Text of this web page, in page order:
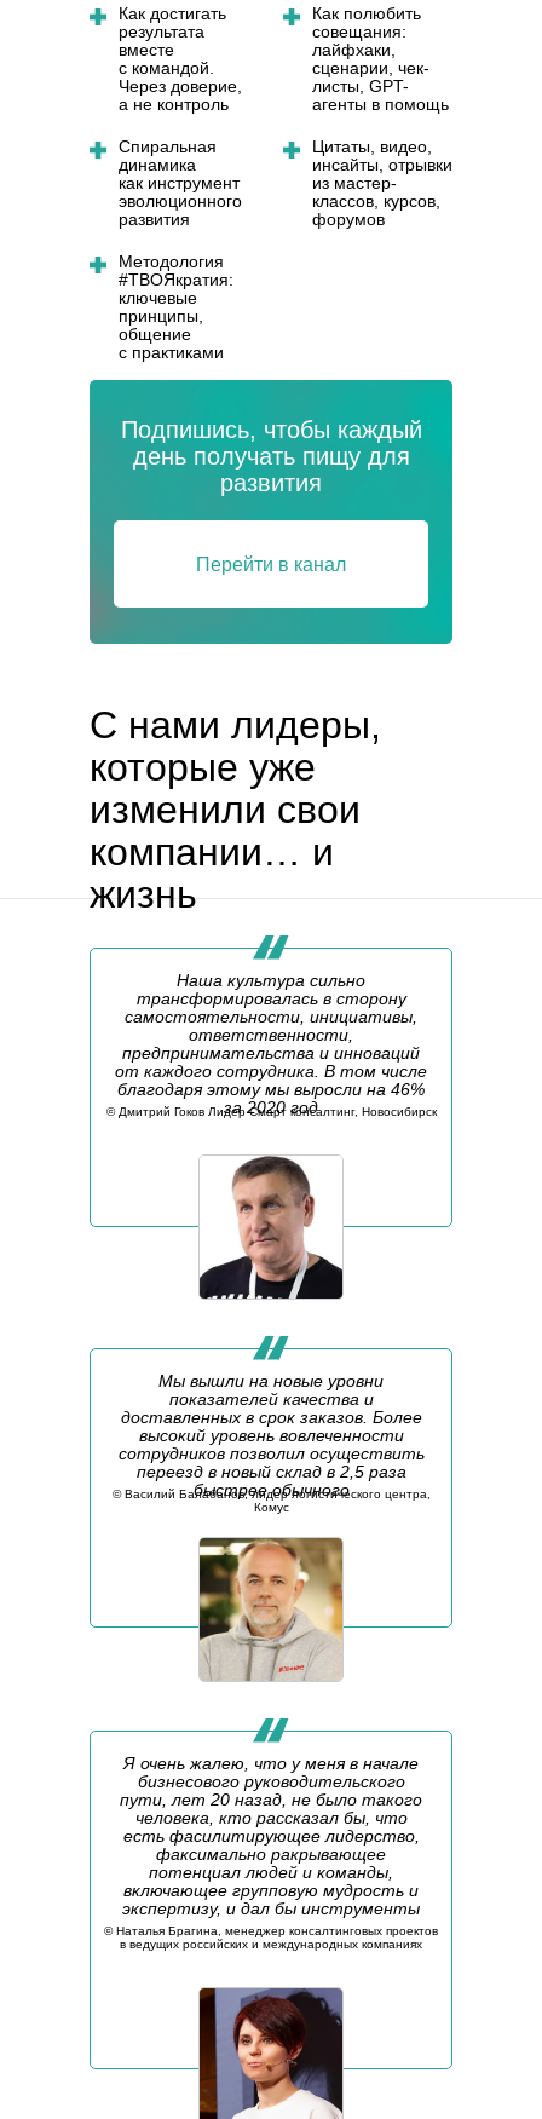
Спиральная
динамика
как инструмент
эволюционного
развития
Цитаты, видео,
инсайты, отрывки
из мастер-
классов, курсов,
форумов
Методология
#ТВОЯкратия:
ключевые
принципы,
общение
с практиками
Как достигать
результата
вместе
с командой.
Через доверие,
а не контроль
Как полюбить
совещания:
лайфхаки,
сценарии, чек-
листы, GPT-
агенты в помощь
Подпишись, чтобы каждый
день получать пищу для
развития
Перейти в канал
С нами лидеры,
которые уже
изменили свои
компании… и
жизнь
Наша культура сильно
трансформировалась в сторону
самостоятельности, инициативы,
ответственности,
предпринимательства и инноваций
от каждого сотрудника. В том числе
благодаря этому мы выросли на 46%
за 2020 год
©️ Дмитрий Гоков Лидер Смарт консалтинг, Новосибирск
©️ Василий Балабанов, лидер логистического центра,
Комус
Мы вышли на новые уровни
показателей качества и
доставленных в срок заказов. Более
высокий уровень вовлеченности
сотрудников позволил осуществить
переезд в новый склад в 2,5 раза
быстрее обычного
Я очень жалею, что у меня в начале
бизнесового руководительского
пути, лет 20 назад, не было такого
человека, кто рассказал бы, что
есть фасилитирующее лидерство,
факсимально ракрывающее
потенциал людей и команды,
включающее групповую мудрость и
экспертизу, и дал бы инструменты
©️ Наталья Брагина, менеджер консалтинговых проектов
в ведущих российских и международных компаниях